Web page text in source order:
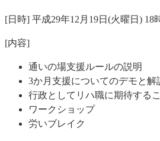
[日時] 平成29年12月19日(火曜日) 18
[内容]
通いの場支援ルールの説明
3か月支援についてのデモと解
行政としてリハ職に期待する
ワークショップ
労いブレイク